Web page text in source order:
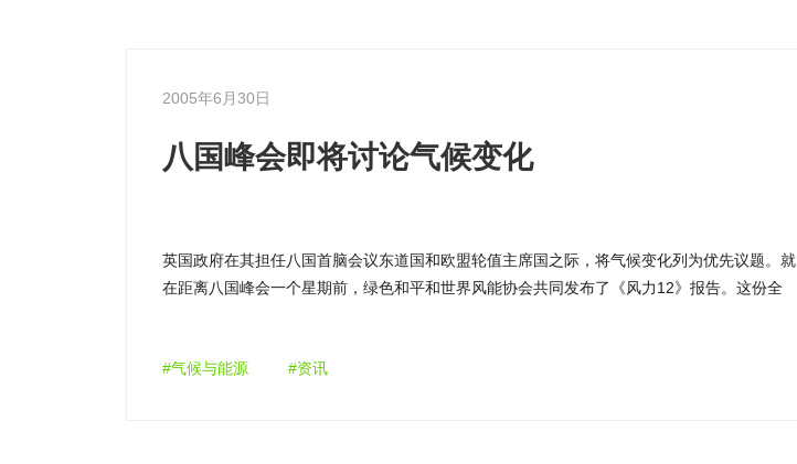
2005年6月30日
八国峰会即将讨论气候变化
英国政府在其担任八国首脑会议东道国和欧盟轮值主席国之际，将气候变化列为优先议题。就
在距离八国峰会一个星期前，绿色和平和世界风能协会共同发布了《风力12》报告。这份全
#气候与能源
#资讯